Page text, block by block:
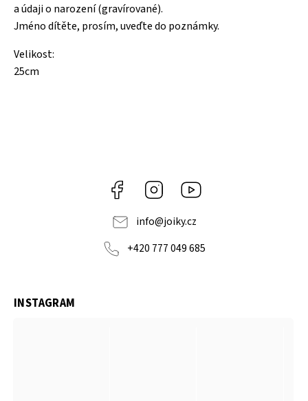
a údaji o narození (gravírované).
Jméno dítěte, prosím, uveďte do poznámky.
Velikost:
25cm
Facebook Instagram
info@joiky.cz
+420 777 049 685
INSTAGRAM